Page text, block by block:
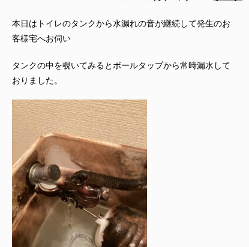
本日はトイレのタンクから水漏れの音が継続して発生のお
客様宅へお伺い
タンクの中を覗いてみるとボールタップから常時漏水して
おりました。